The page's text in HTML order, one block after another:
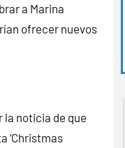
a Marina
ofrecer nuevos
la noticia de que
‘Christmas